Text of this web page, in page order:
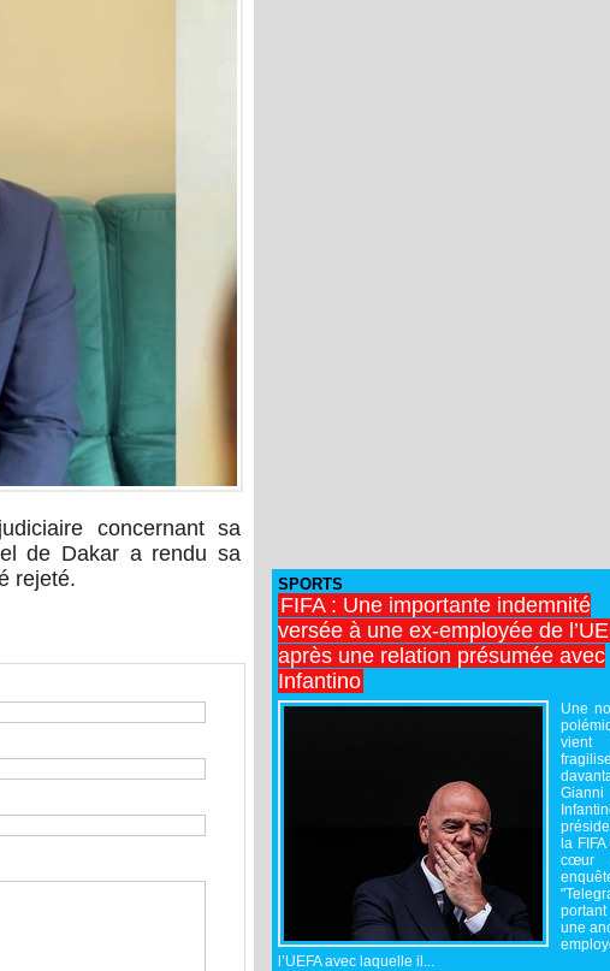
concernant sa
de Dakar a rendu sa
rejeté.
SPORTS
FIFA : Une importante indemnité
versée à une ex-employée de
après une relation présumée avec
Infantino
Une
vient
Gianni
la
cœur
une
l’UEFA avec laquelle il...